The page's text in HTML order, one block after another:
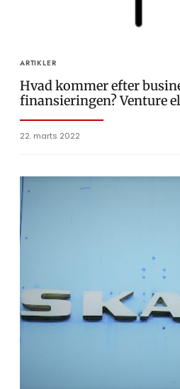
ARTIKLER
Hvad kommer efter
finansieringen? Venture
22. marts 2022